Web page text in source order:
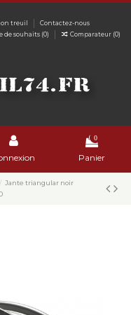
treuil
Contactez-nous
de souhaits (0) Comparateur (0)
0
Panier
Jante triangular noir